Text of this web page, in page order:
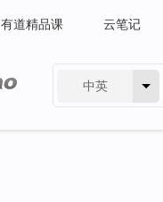
有道精品课 云笔记
中英